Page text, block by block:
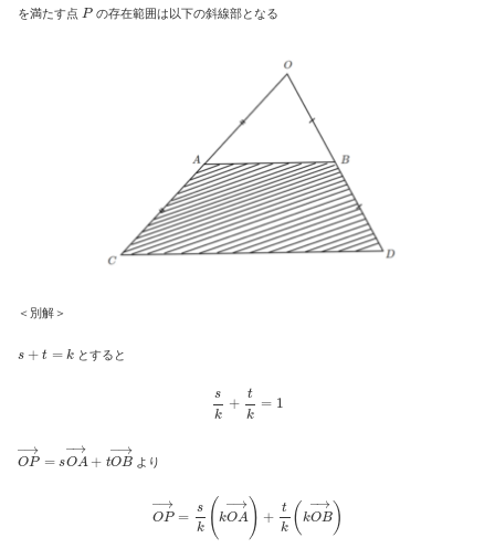
を満たす点 Pの存在範囲は以下の斜線部となる
＜別解＞
+ = とすると
sk + k=
OP→ sOA → +tOB →
より
OP→ s k( k OA→ k( kO B→)